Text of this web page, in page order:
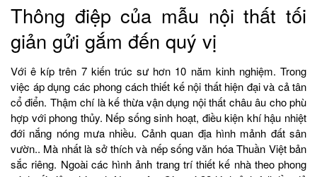
Thông điệp của mẫu nội thất tối
giản gửi gắm đến quý vị
Với ê kíp trên 7 kiến trúc sư hơn 10 năm kinh nghiệm. Trong
việc áp dụng các phong cách thiết kế nội thất hiện đại và cả tân
cổ điển. Thậm chí là kế thừa vận dụng nội thất châu âu cho phù
hợp với phong thủy. Nếp sống sinh hoạt, điều kiện khí hậu nhiệt
đới nắng nóng mưa nhiều. Cảnh quan địa hình mảnh đất sân
vườn.. Mà nhất là sở thích và nếp sống văn hóa Thuần Việt bản
sắc riêng. Ngoài các hình ảnh trang trí thiết kế nhà theo phong